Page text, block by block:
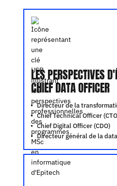
LES PERSPECTIVES
CHIEF DATA OFFICER
Directeur de la
Chief Technical Officer
Chief Digital Officer (CDO)
Directeur général de la data